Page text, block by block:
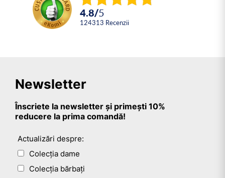
4.8/5
124313 Recenzii
Newsletter
Înscriete la newsletter și primești 10%
reducere la prima comandă!
Actualizări despre:
Colecția dame
Colecția bărbați